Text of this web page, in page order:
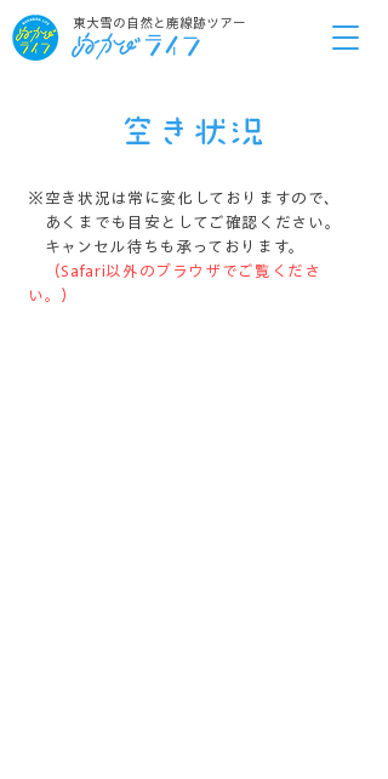
東大雪の自然と廃線跡ツアー
空き状況
※空き状況は常に変化しておりますので、
あくまでも目安としてご確認ください。
キャンセル待ちも承っております。
（Safari以外のブラウザでご覧くださ
い。）